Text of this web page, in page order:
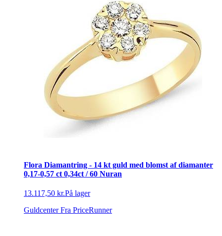
Flora Diamantring - 14 kt guld med blomst af diamanter
0,17-0,57 ct 0,34ct / 60 Nuran
13.117,50 kr.På lager
Guldcenter Fra PriceRunner